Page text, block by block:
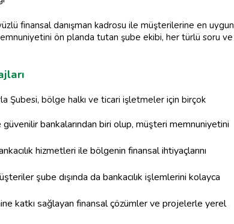
finansal danışman kadrosu ile müşterilerine en uygun
ön planda tutan şube ekibi, her türlü soru ve
Şubesi, bölge halkı ve ticari işletmeler için birçok
bankalarından biri olup, müşteri memnuniyetini
hizmetleri ile bölgenin finansal ihtiyaçlarını
şube dışında da bankacılık işlemlerini kolayca
katkı sağlayan finansal çözümler ve projelerle yerel